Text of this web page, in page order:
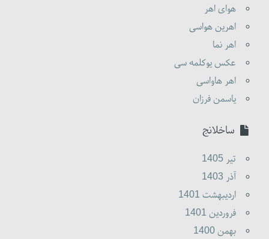
هوای اهر
اهرین هواسی
اهر نما
عکس یوکلمه سی
اهر هاواسی
یاسمن فرزان
ساخلانج
تير 1405
آذر 1403
ارديبهشت 1401
فروردين 1401
بهمن 1400